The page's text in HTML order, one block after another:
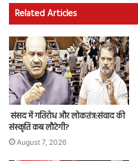
Related Articles
संसद में गतिरोध और लोकतंत्र:संवाद की
संस्कृति कब लौटेगी?
August 7, 2026